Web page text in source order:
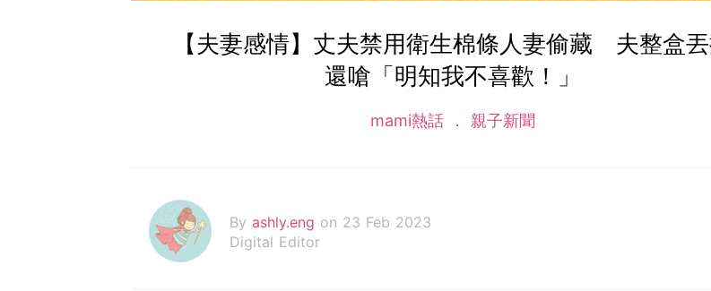
【夫妻感情】丈夫禁用衛生棉條人妻偷藏 夫整盒
還嗆「明知我不喜歡！」
mami熱話 親子新聞
By ashly.eng on 23 Feb 2023
Digital Editor